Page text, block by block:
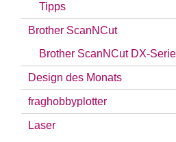
Tipps
Brother ScanNCut
Brother ScanNCut DX-Serie
Design des Monats
fraghobbyplotter
Laser